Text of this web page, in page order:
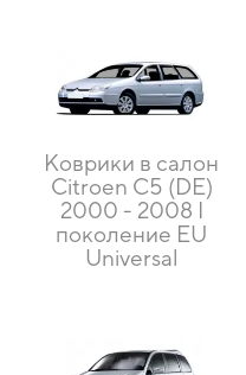
Коврики в салон
Citroen C5 (DE)
2000 - 2008 I
поколение EU
Universal